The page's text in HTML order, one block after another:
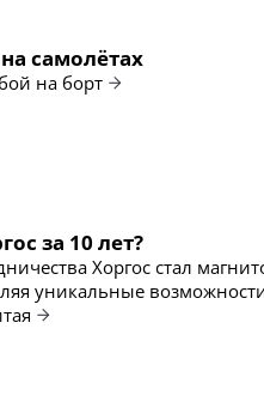
самолётах
на борт
за 10 лет?
Хоргос стал
уникальные